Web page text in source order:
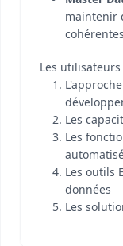
maintenir
cohérentes
Les
Les
Les
Les outils
données
Les